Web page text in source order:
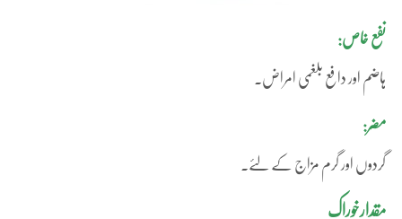
نفع خاص:
ہاضم اور دافع بلغمی امراض۔
مضر:
گردوں اور گرم مزاج کے لئے۔
مقدارخوراک